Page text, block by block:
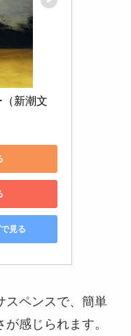
新潮文
見る
スペンスで、簡単
感じられます。